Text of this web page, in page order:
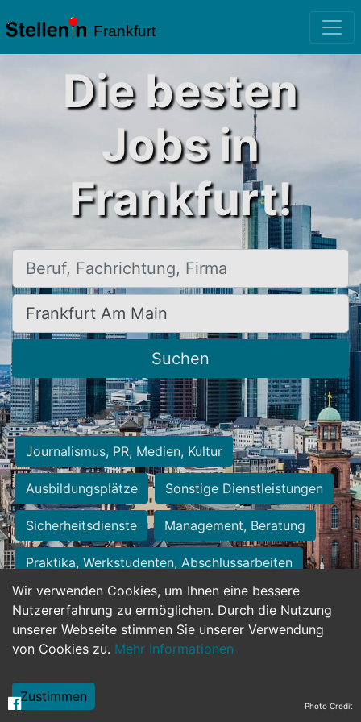
Frankfurt
Wir verwenden Cookies, um Ihnen eine bessere
Nutzererfahrung zu ermöglichen. Durch die Nutzung
unserer Webseite stimmen Sie unserer Verwendung
von Cookies zu. Mehr Informationen
Zustimmen
Die besten
Jobs in
Frankfurt!
Beruf, Fachrichtung, Firma
Ort, Stadt
Suchen
Journalismus, PR, Medien, Kultur
Ausbildungsplätze Sonstige Dienstleistungen
Sicherheitsdienste Management, Beratung
Praktika, Werkstudenten, Abschlussarbeiten
Personalwesen Assistenz, Sekretariat
Hilfskräfte, Aushilfs- und Nebenjobs
Weiterbildung, Studium, duale Ausbildung Photo Credit